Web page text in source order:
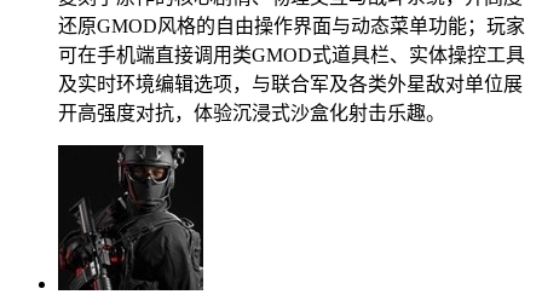
还原GMOD风格的自由操作界面与动态菜单功能；玩家
可在手机端直接调用类GMOD式道具栏、实体操控工具
及实时环境编辑选项，与联合军及各类外星敌对单位展
开高强度对抗，体验沉浸式沙盒化射击乐趣。